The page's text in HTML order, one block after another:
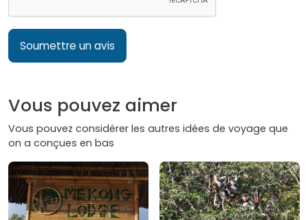
Soumettre un avis
Vous pouvez aimer
Vous pouvez considérer les autres idées de voyage que
on a conçues en bas